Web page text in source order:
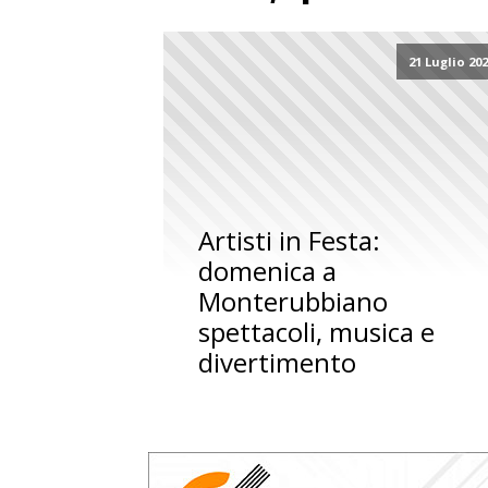
21 Luglio
Artisti in Festa:
domenica a
Monterubbiano
spettacoli, musica e
divertimento